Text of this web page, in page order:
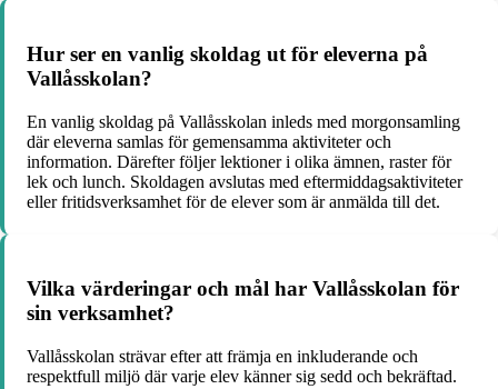
Hur ser en vanlig skoldag ut för eleverna på
Vallåsskolan?
En vanlig skoldag på Vallåsskolan inleds med morgonsamling
där eleverna samlas för gemensamma aktiviteter och
information. Därefter följer lektioner i olika ämnen, raster för
lek och lunch. Skoldagen avslutas med eftermiddagsaktiviteter
eller fritidsverksamhet för de elever som är anmälda till det.
Vilka värderingar och mål har Vallåsskolan för
sin verksamhet?
Vallåsskolan strävar efter att främja en inkluderande och
respektfull miljö där varje elev känner sig sedd och bekräftad.